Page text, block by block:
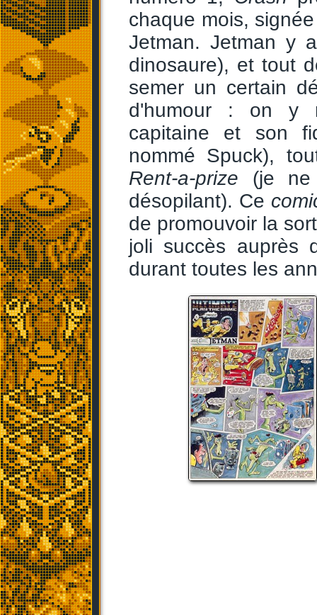
chaque mois,
Jetman. Jetman y
dinosaure), et tout
semer un certain
d'humour : on y
capitaine et son
nommé Spuck),
Rent-a-prize (je ne
désopilant). Ce
de promouvoir la
joli succès auprès
durant toutes les